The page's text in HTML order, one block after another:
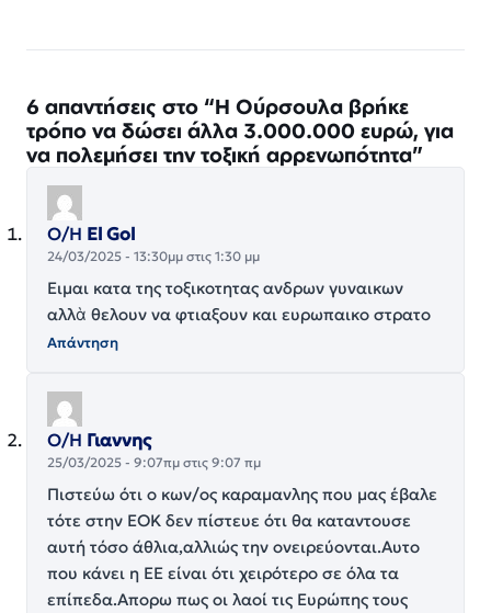
6 απαντήσεις στο “Η Ούρσουλα βρήκε
τρόπο να δώσει άλλα 3.000.000 ευρώ, για
να πολεμήσει την τοξική αρρενωπότητα”
Ο/Η El Gol
24/03/2025 - 13:30μμ στις 1:30 μμ
Ειμαι κατα της τοξικοτητας ανδρων γυναικων
αλλὰ θελουν να φτιαξουν και ευρωπαικο στρατο
Απάντηση
Ο/Η Γιαννης
25/03/2025 - 9:07πμ στις 9:07 πμ
Πιστεύω ότι ο κων/ος καραμανλης που μας έβαλε
τότε στην ΕΟΚ δεν πίστευε ότι θα καταντουσε
αυτή τόσο άθλια,αλλιώς την ονειρεύονται.Αυτο
που κάνει η ΕΕ είναι ότι χειρότερο σε όλα τα
επίπεδα.Απορω πως οι λαοί τις Ευρώπης τους